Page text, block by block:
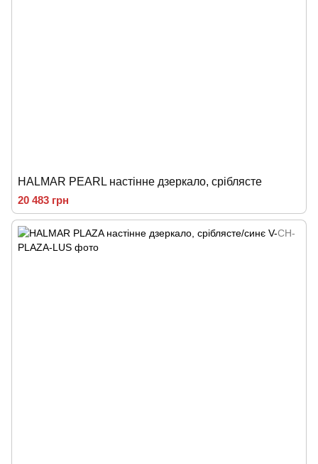
HALMAR PEARL настінне дзеркало, сріблясте
20 483 грн